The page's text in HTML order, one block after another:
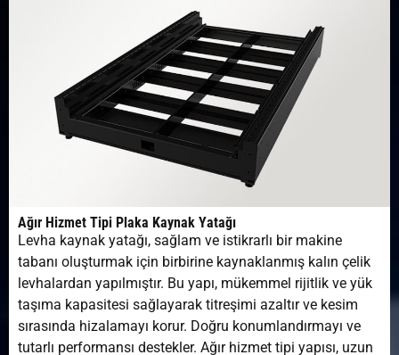
Ağır Hizmet Tipi Plaka Kaynak Yatağı
Levha kaynak yatağı, sağlam ve istikrarlı bir makine
tabanı oluşturmak için birbirine kaynaklanmış kalın çelik
levhalardan yapılmıştır. Bu yapı, mükemmel rijitlik ve yük
taşıma kapasitesi sağlayarak titreşimi azaltır ve kesim
sırasında hizalamayı korur. Doğru konumlandırmayı ve
tutarlı performansı destekler. Ağır hizmet tipi yapısı, uzun